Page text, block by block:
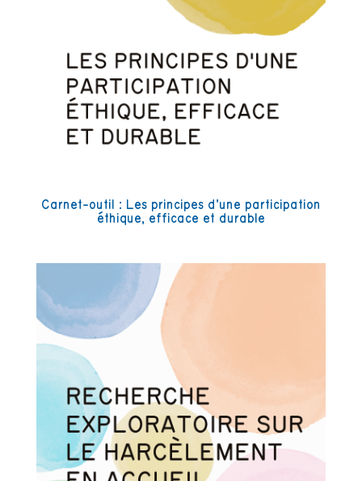
Carnet-outil : Les principes d’une participation
éthique, efficace et durable